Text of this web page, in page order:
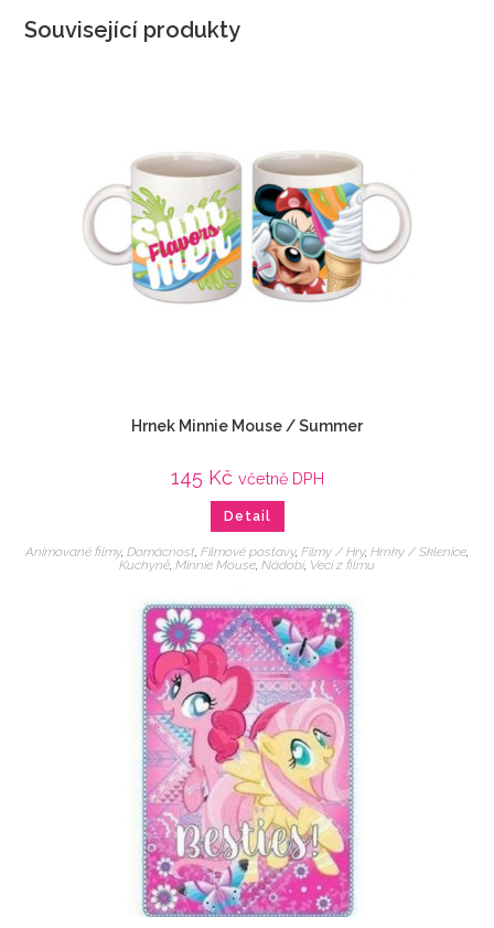
Související produkty
Hrnek Minnie Mouse / Summer
145 Kč včetně DPH
Detail
Animované filmy, Domácnost, Filmové postavy, Filmy / Hry, Hrnky / Sklenice,
Kuchyně, Minnie Mouse, Nádobí, Veci z filmu